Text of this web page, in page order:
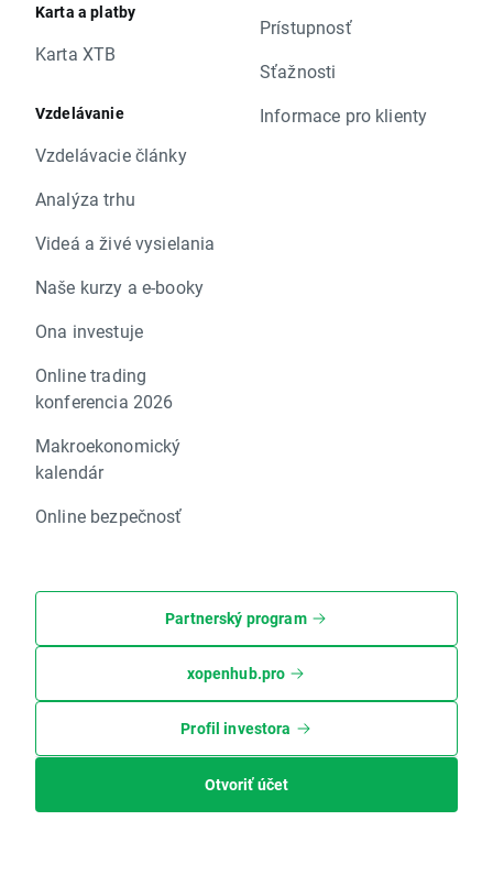
Karta a platby
Karta XTB
Vzdelávanie
Vzdelávacie články
Analýza trhu
Videá a živé vysielania
Naše kurzy a e-booky
Ona investuje
Online trading
konferencia 2026
Makroekonomický
kalendár
Online bezpečnosť
Prístupnosť
Sťažnosti
Informace pro klienty
Partnerský program
xopenhub.pro
Profil investora
Otvoriť účet